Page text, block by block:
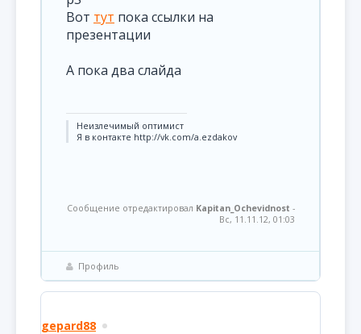
Вот тут пока ссылки на
презентации
А пока два слайда
Неизлечимый оптимист
Я в контакте http://vk.com/a.ezdakov
Сообщение отредактировал Kapitan_Ochevidnost -
Вс, 11.11.12, 01:03
Профиль
gepard88